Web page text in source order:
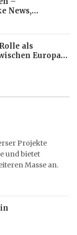
News,
Akademie
als
Europa
Projekte
und bietet
Masse an.